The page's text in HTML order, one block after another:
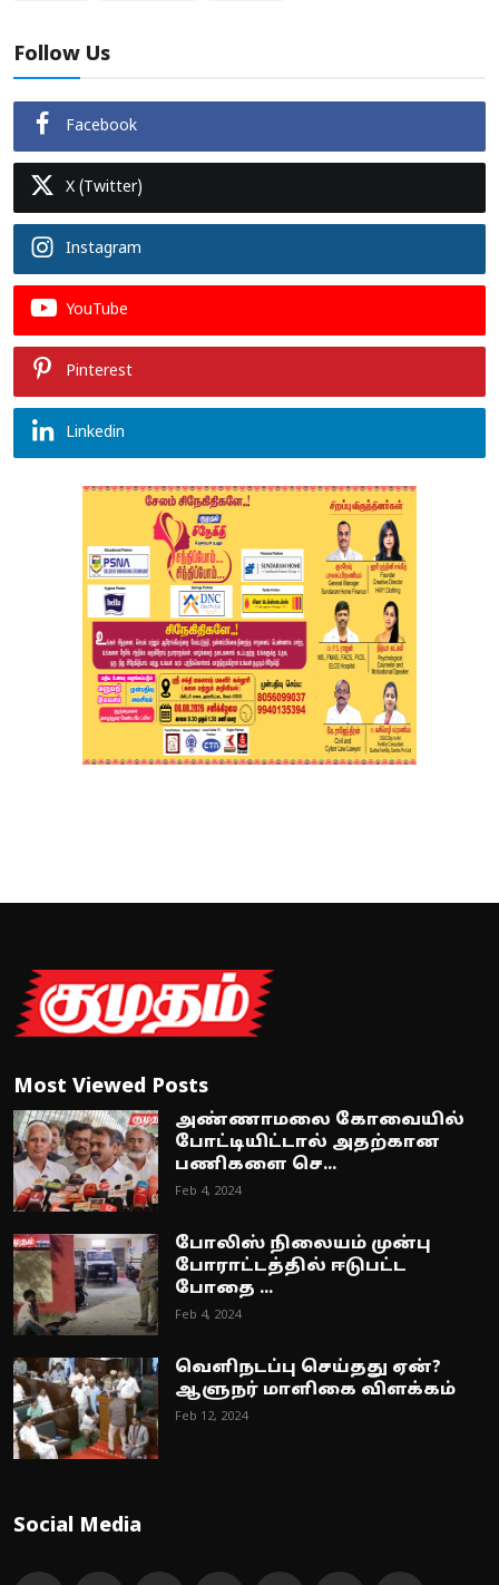
Follow Us
Facebook
X (Twitter)
Instagram
YouTube
Pinterest
Linkedin
Most Viewed Posts
அண்ணாமலை கோவையில்
போட்டியிட்டால் அதற்கான
பணிகளை செ...
Feb 4, 2024
போலிஸ் நிலையம் முன்பு
போராட்டத்தில் ஈடுபட்ட
போதை ...
Feb 4, 2024
வெளிநடப்பு செய்தது ஏன்?
ஆளுநர் மாளிகை விளக்கம்
Feb 12, 2024
Social Media